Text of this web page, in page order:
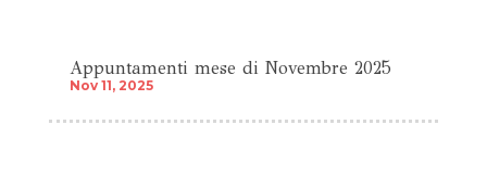
Appuntamenti mese di Novembre 2025
Nov 11, 2025